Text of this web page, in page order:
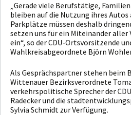
„Gerade viele Berufstätige,
bleiben auf die Nutzung ihres Autos
Parkplätze müssen deshalb
setzen uns für ein Miteinander
ein“, so der CDU-Ortsvorsitzende
Wahlkreisabgeordnete Björn
Als Gesprächspartner stehen beim
Wittenauer Bezirksverordnete
verkehrspolitische Sprecher der
Radecker und die
Sylvia Schmidt zur Verfügung.